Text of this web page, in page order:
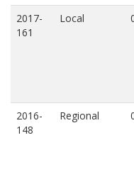
2017-
161
Local
2016-
148
Regional